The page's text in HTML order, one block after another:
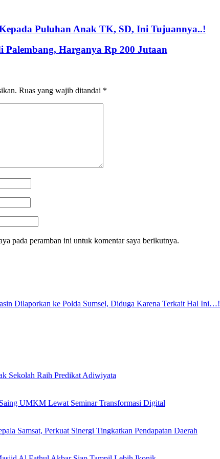
Puluhan Anak TK, SD, Ini Tujuannya..!
Harganya Rp 200 Jutaan
Ruas yang wajib ditandai *
pada peramban ini untuk komentar saya berikutnya.
Dilaporkan ke Polda Sumsel, Diduga Karena Terkait Hal Ini…!
Sekolah Raih Predikat Adiwiyata
UMKM Lewat Seminar Transformasi Digital
Samsat, Perkuat Sinergi Tingkatkan Pendapatan Daerah